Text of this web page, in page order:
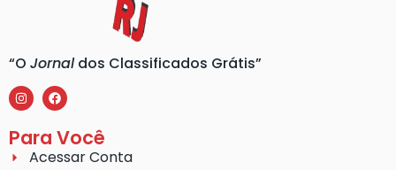
“O Jornaldos Classificados Grátis”
Para Você
Acessar Conta